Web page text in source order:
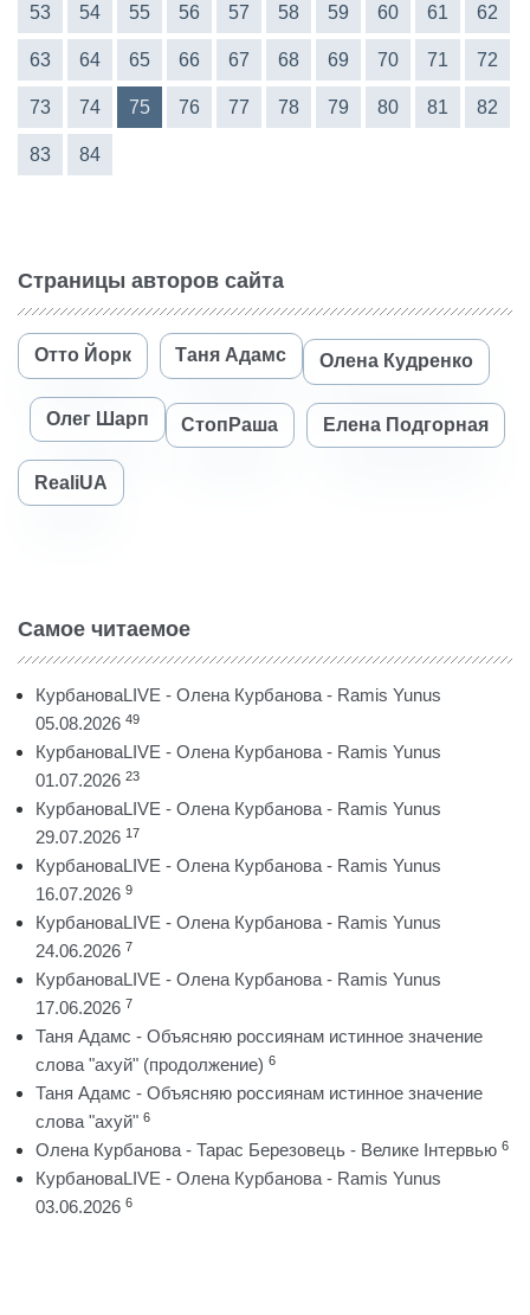
53 54 55 56 57 58 59 60 61 62
63 64 65 66 67 68 69 70 71 72
73 74 75 76 77 78 79 80 81 82
83 84
Страницы авторов сайта
Отто Йорк Таня Адамс Олена Кудренко
Олег Шарп СтопРаша Елена Подгорная
RealiUA
Самое читаемое
КурбановаLIVE - Олена Курбанова - Ramis Yunus
05.08.2026 49
КурбановаLIVE - Олена Курбанова - Ramis Yunus
01.07.2026 23
КурбановаLIVE - Олена Курбанова - Ramis Yunus
29.07.2026 17
КурбановаLIVE - Олена Курбанова - Ramis Yunus
16.07.2026 9
КурбановаLIVE - Олена Курбанова - Ramis Yunus
24.06.2026 7
КурбановаLIVE - Олена Курбанова - Ramis Yunus
17.06.2026 7
Таня Адамс - Объясняю россиянам истинное значение
слова "ахуй" (продолжение) 6
Таня Адамс - Объясняю россиянам истинное значение
слова "ахуй" 6
Олена Курбанова - Тарас Березовець - Велике Інтервью 6
КурбановаLIVE - Олена Курбанова - Ramis Yunus
03.06.2026 6